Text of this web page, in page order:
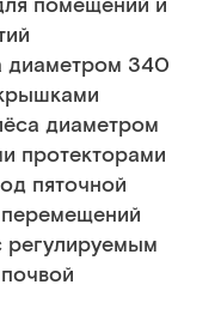
помещений и
диаметром 340
диаметром
протекторами
пяточной
регулируемым